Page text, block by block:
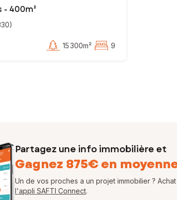
- 400m²
)
15 300m² 9
Partagez une info immobilière et
Gagnez 875€ en
Un de vos proches a un projet immobilier ?
l'appli SAFTI Connect.